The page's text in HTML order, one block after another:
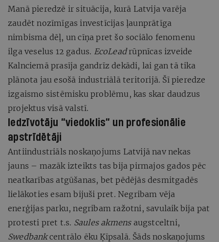
Manā pieredzē ir situācija, kurā Latvija varēja
zaudēt nozīmīgas investīcijas ļaunprātīga
nimbisma dēļ, un cīņa pret šo sociālo fenomenu
ilga veselus 12 gadus. EcoLeadrūpnīcas izveide
Kalnciemā prasīja gandrīz dekādi, lai gan tā tika
plānota jau esošā industriālā teritorijā. Šī pieredze
izgaismo sistēmisku problēmu, kas skar daudzus
projektus visā valstī.
Iedzīvotāju “viedoklis” un profesionālie
apstrīdētāji
Antiindustriāls noskaņojums Latvijā nav nekas
jauns – mazāk izteikts tas bija pirmajos gados pēc
neatkarības atgūšanas, bet pēdējās desmitgadēs
lielākoties esam bijuši pret. Negribam vēja
enerģijas parku, negribam ražotni, savulaik bija pat
protesti pret t.s. Saules akmensaugstceltni,
Swedbankcentrālo ēku Ķīpsalā. Šāds noskaņojums